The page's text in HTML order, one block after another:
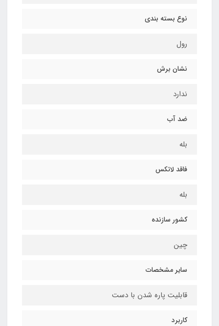
نوع بسته بندی
رول
نشان برش
ندارد
ضد آب
بله
فاقد لاتکس
بله
کشور سازنده
چین
سایر مشخصات
قابلیت پاره شدن با دست
کاربرد